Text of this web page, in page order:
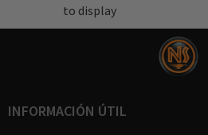
to display
INFORMACIÓN ÚTIL